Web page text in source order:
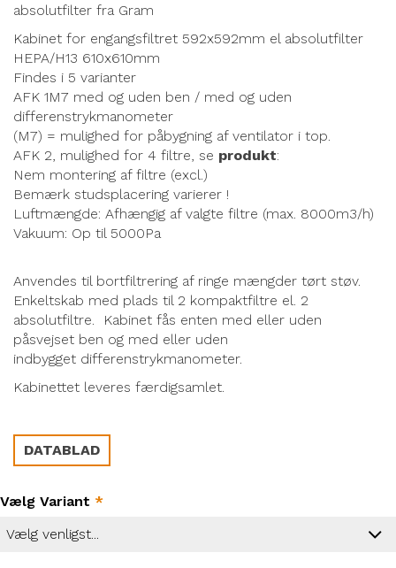
absolutfilter fra Gram
Kabinet for engangsfiltret 592x592mm el absolutfilter
HEPA/H13 610x610mm
Findes i 5 varianter
AFK 1M7 med og uden ben / med og uden
differenstrykmanometer
(M7) = mulighed for påbygning af ventilator i top.
AFK 2, mulighed for 4 filtre, se produkt:
Nem montering af filtre (excl.)
Bemærk studsplacering varierer !
Luftmængde: Afhængig af valgte filtre (max. 8000m3/h)
Vakuum: Op til 5000Pa
Anvendes til bortfiltrering af ringe mængder tørt støv.
Enkeltskab med plads til 2 kompaktfiltre el. 2
absolutfiltre. Kabinet fås enten med eller uden
påsvejset ben og med eller uden
indbygget differenstrykmanometer.
Kabinettet leveres færdigsamlet.
DATABLAD
Vælg Variant *